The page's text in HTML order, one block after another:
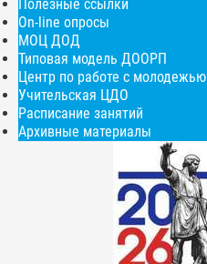
Полезные ссылки
On-line опросы
МОЦ ДОД
Типовая модель ДООРП
Центр по работе с молодежью
Учительская ЦДО
Расписание занятий
Архивные материалы